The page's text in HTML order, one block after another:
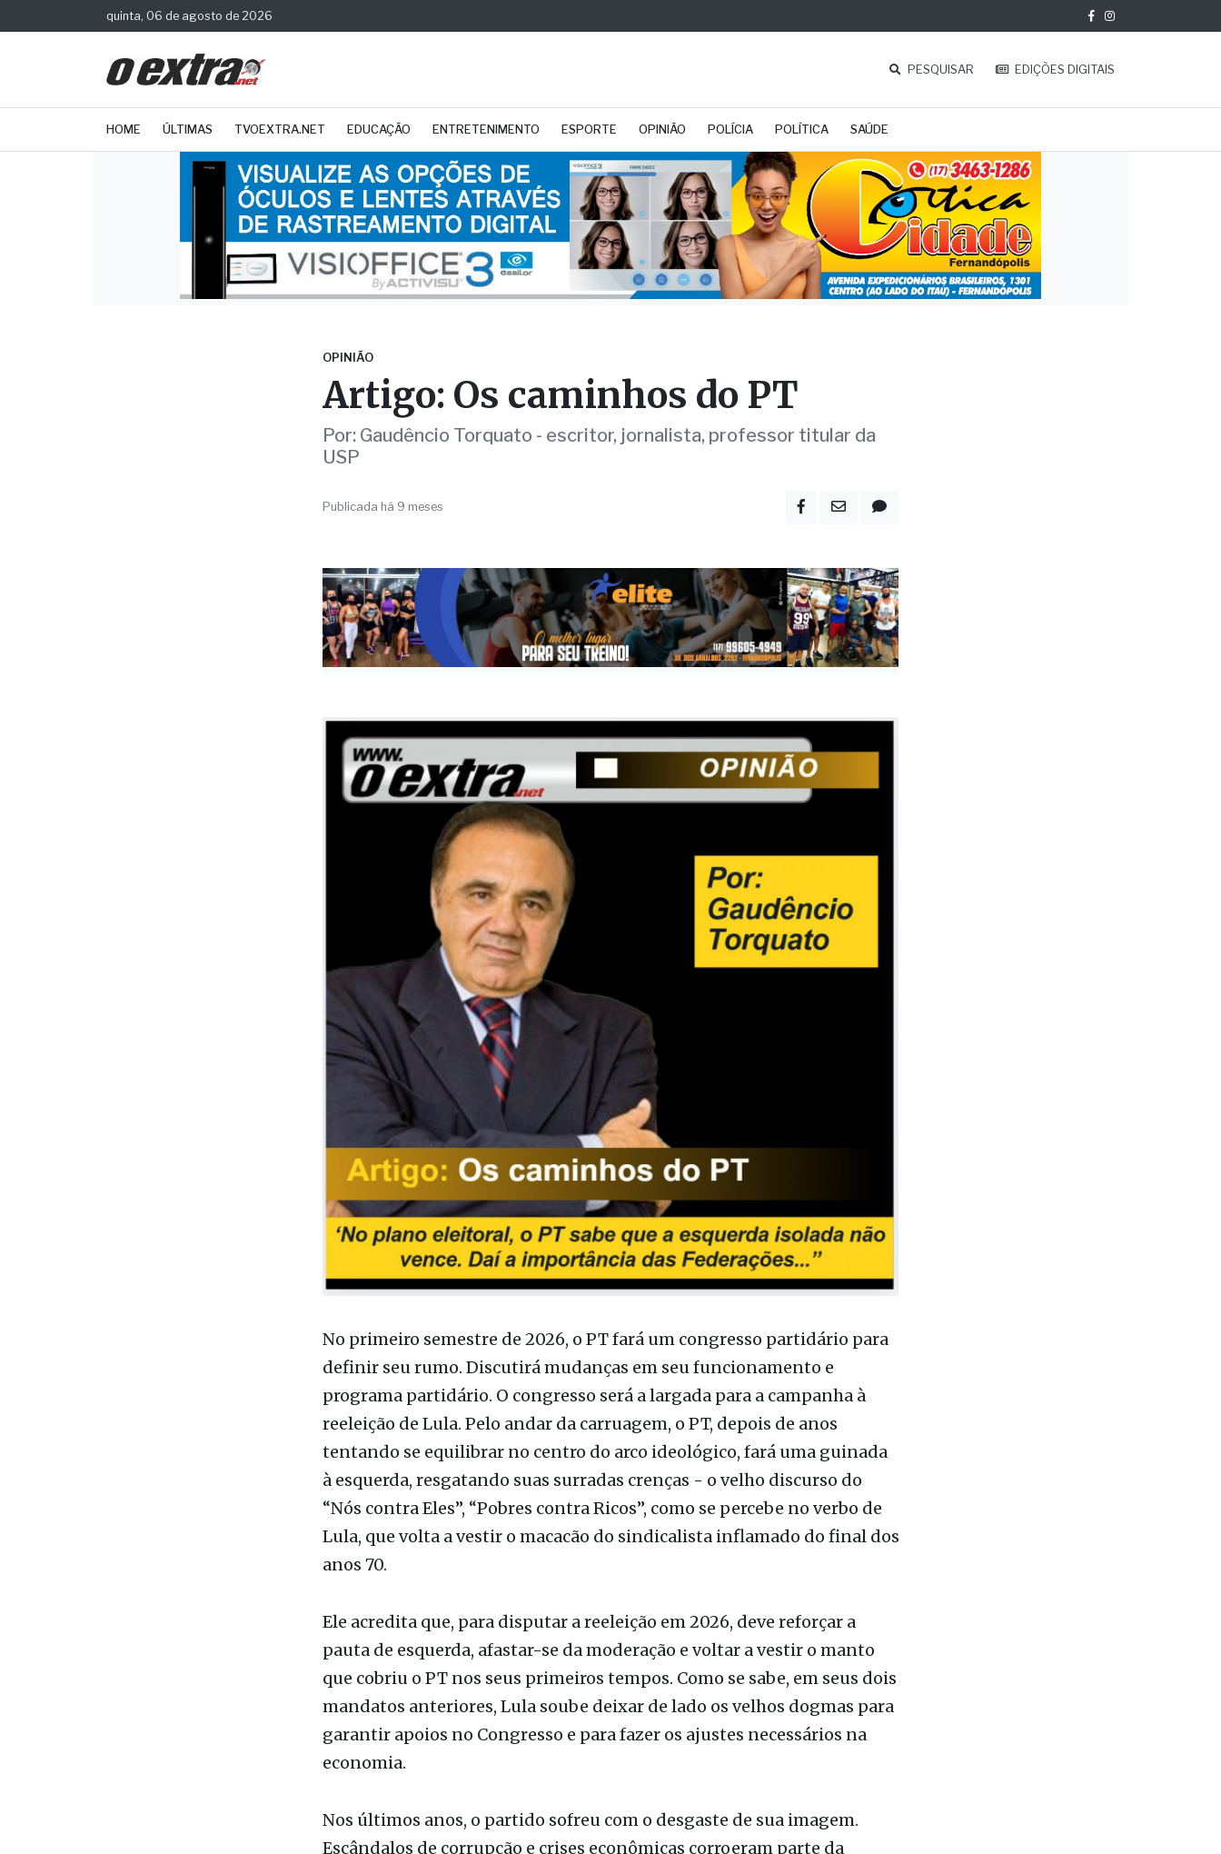
quinta, 06 de agosto de 2026
PESQUISAR EDIÇÕES DIGITAIS
HOME ÚLTIMAS TVOEXTRA.NET EDUCAÇÃO ENTRETENIMENTO ESPORTE OPINIÃO POLÍCIA POLÍTICA SAÚDE
OPINIÃO
Artigo: Os caminhos do PT
Por: Gaudêncio Torquato - escritor, jornalista, professor titular da
USP
No primeiro semestre de 2026, o PT fará um congresso partidário para
definir seu rumo. Discutirá mudanças em seu funcionamento e
programa partidário. O congresso será a largada para a campanha à
reeleição de Lula. Pelo andar da carruagem, o PT, depois de anos
tentando se equilibrar no centro do arco ideológico, fará uma guinada
à esquerda, resgatando suas surradas crenças - o velho discurso do
“Nós contra Eles”, “Pobres contra Ricos”, como se percebe no verbo de
Lula, que volta a vestir o macacão do sindicalista inflamado do final dos
anos 70.
Ele acredita que, para disputar a reeleição em 2026, deve reforçar a
pauta de esquerda, afastar-se da moderação e voltar a vestir o manto
que cobriu o PT nos seus primeiros tempos. Como se sabe, em seus dois
mandatos anteriores, Lula soube deixar de lado os velhos dogmas para
garantir apoios no Congresso e para fazer os ajustes necessários na
economia.
Nos últimos anos, o partido sofreu com o desgaste de sua imagem.
Escândalos de corrupção e crises econômicas corroeram parte da